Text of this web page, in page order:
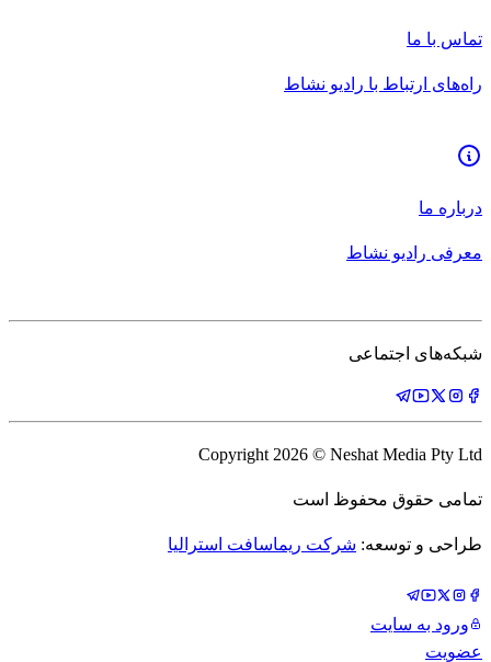
تماس با ما
راه‌های ارتباط با رادیو نشاط
درباره ما
معرفی رادیو نشاط
شبکه‌های اجتماعی
Copyright 2026 © Neshat Media Pty Ltd
تمامی حقوق محفوظ است
طراحی و توسعه: شرکت ریماسافت استرالیا
ورود به سایت
عضویت